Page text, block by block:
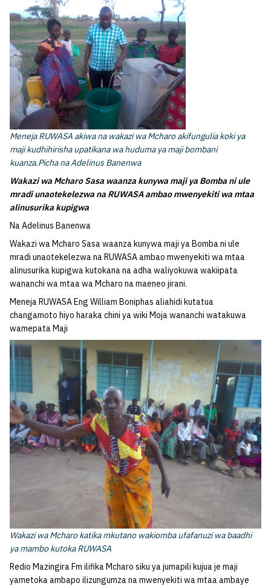
Meneja RUWASA akiwa na wakazi wa Mcharo akifungulia koki ya
maji kudhihirisha upatikana wa huduma ya maji bombani
kuanza.Picha na Adelinus Banenwa
Wakazi wa Mcharo Sasa waanza kunywa maji ya Bomba ni ule
mradi unaotekelezwa na RUWASA ambao mwenyekiti wa mtaa
alinusurika kupigwa
Na Adelinus Banenwa
Wakazi wa Mcharo Sasa waanza kunywa maji ya Bomba ni ule
mradi unaotekelezwa na RUWASA ambao mwenyekiti wa mtaa
alinusurika kupigwa kutokana na adha waliyokuwa wakiipata
wananchi wa mtaa wa Mcharo na maeneo jirani.
Meneja RUWASA Eng William Boniphas aliahidi kutatua
changamoto hiyo haraka chini ya wiki Moja wananchi watakuwa
wamepata Maji
Wakazi wa Mcharo katika mkutano wakiomba ufafanuzi wa baadhi
ya mambo kutoka RUWASA
Redio Mazingira Fm ilifika Mcharo siku ya jumapili kujua je maji
yametoka ambapo ilizungumza na mwenyekiti wa mtaa ambaye